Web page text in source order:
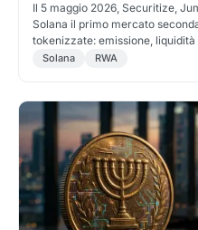
Il 5 maggio 2026, Securitize,
Solana il primo mercato
tokenizzate: emissione,
Solana RWA